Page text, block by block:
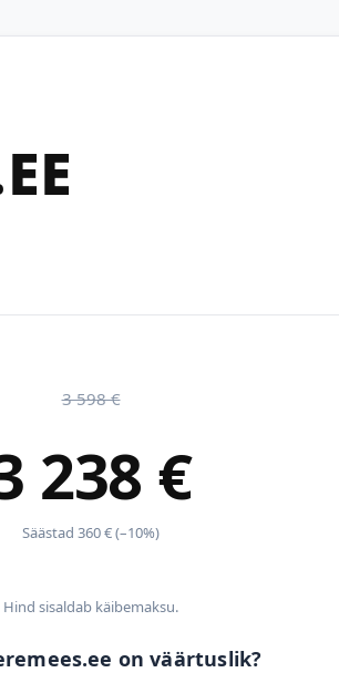
3 598 €
238 €
Säästad 360 € (–10%)
Hind sisaldab käibemaksu.
on väärtuslik?